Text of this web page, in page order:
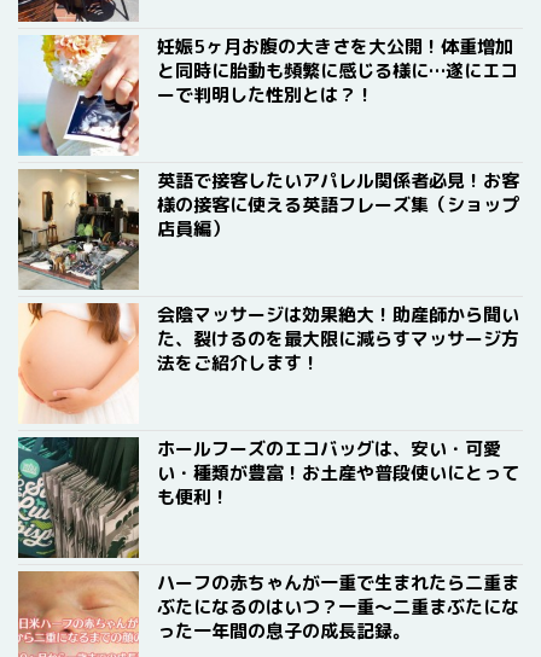
妊娠5ヶ月お腹の大きさを大公開！体重増加
と同時に胎動も頻繁に感じる様に…遂にエコ
ーで判明した性別とは？！
英語で接客したいアパレル関係者必見！お客
様の接客に使える英語フレーズ集（ショップ
店員編）
会陰マッサージは効果絶大！助産師から聞い
た、裂けるのを最大限に減らすマッサージ方
法をご紹介します！
ホールフーズのエコバッグは、安い・可愛
い・種類が豊富！お土産や普段使いにとって
も便利！
ハーフの赤ちゃんが一重で生まれたら二重ま
ぶたになるのはいつ？一重〜二重まぶたにな
った一年間の息子の成長記録。